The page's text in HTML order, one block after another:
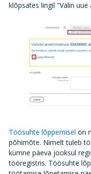
klõpsates lingil "Valin
Töösuhte lõppemisel on
põhimõte. Nimelt tuleb
kümne päeva jooksul
tööregistris. Töösuhte